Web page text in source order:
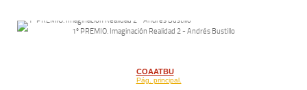
1º PREMIO. Imaginación Realidad 2 - Andrés Bustillo
COAATBU
Pág. principal.